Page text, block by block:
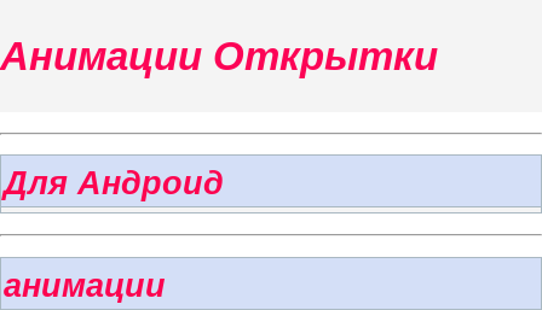
Анимации Открытки
Для Андроид
анимации